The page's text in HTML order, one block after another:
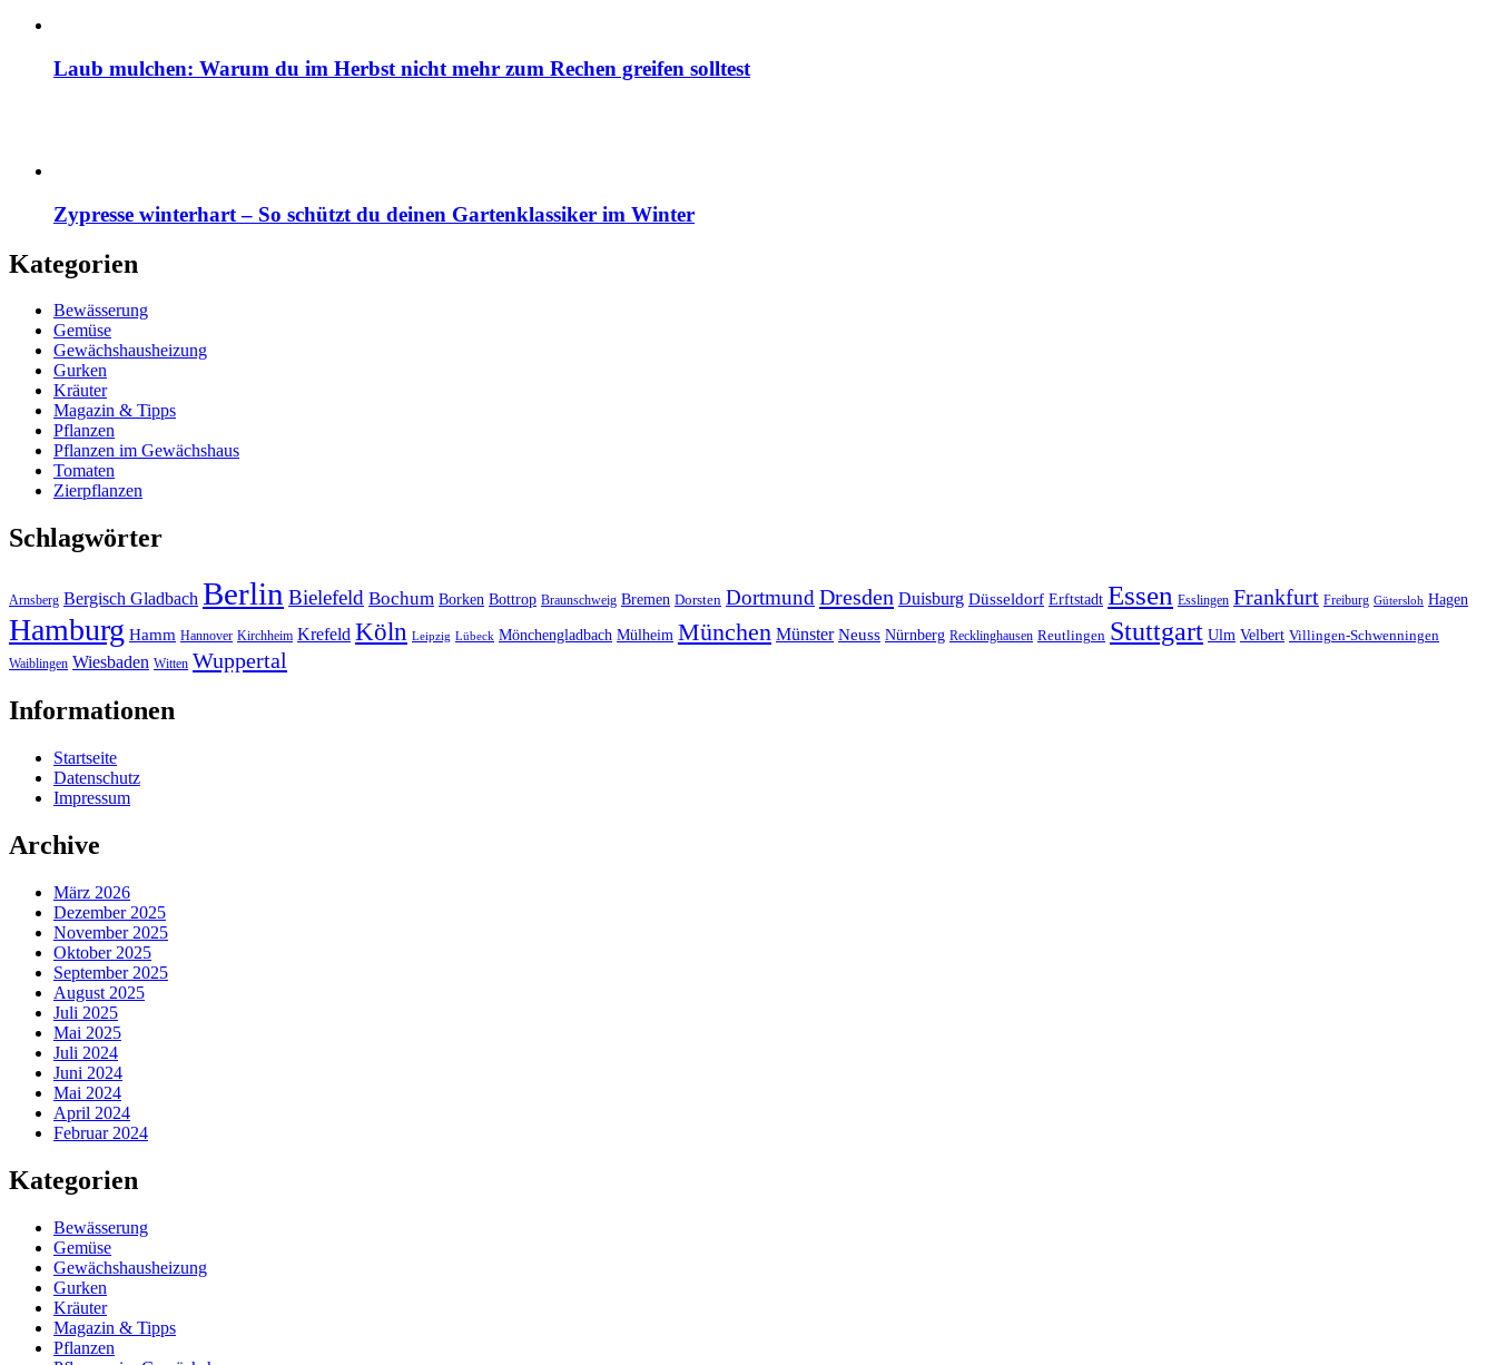
Laub mulchen: Warum du im Herbst nicht mehr zum Rechen greifen solltest
Zypresse winterhart – So schützt du deinen Gartenklassiker im Winter
Kategorien
Bewässerung
Gemüse
Gewächshausheizung
Gurken
Kräuter
Magazin & Tipps
Pflanzen
Pflanzen im Gewächshaus
Tomaten
Zierpflanzen
Schlagwörter
Arnsberg Bergisch Gladbach Berlin Bielefeld Bochum Borken Bottrop Braunschweig Bremen Dorsten DortmundDresden Duisburg Düsseldorf Erftstadt Essen Esslingen Frankfurt Freiburg Gütersloh Hagen
Hamburg Hamm Hannover Kirchheim Krefeld Köln Leipzig Lübeck Mönchengladbach Mülheim München Münster Neuss Nürnberg Recklinghausen Reutlingen Stuttgart Ulm Velbert Villingen-Schwenningen
Waiblingen Wiesbaden Witten Wuppertal
Informationen
Startseite
Datenschutz
Impressum
Archive
März 2026
Dezember 2025
November 2025
Oktober 2025
September 2025
August 2025
Juli 2025
Mai 2025
Juli 2024
Juni 2024
Mai 2024
April 2024
Februar 2024
Kategorien
Bewässerung
Gemüse
Gewächshausheizung
Gurken
Kräuter
Magazin & Tipps
Pflanzen